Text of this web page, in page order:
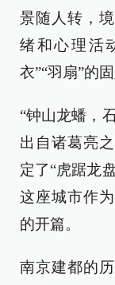
景随人转，
绪和心理活
衣”“羽扇”的
“钟山龙蟠，
出自诸葛亮
定了“虎踞龙
这座城市作
的开篇。
南京建都的